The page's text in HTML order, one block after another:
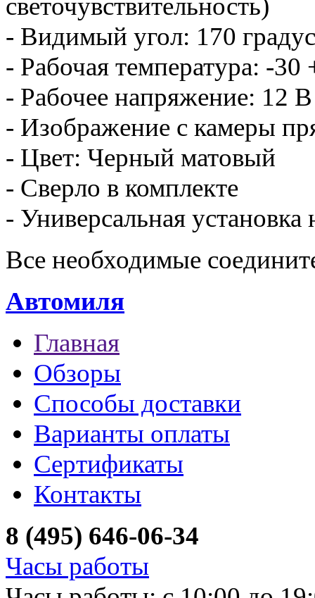
светочувствительность)
- Видимый угол: 170
- Рабочая температура: -30
- Рабочее напряжение: 12 В
- Изображение с камеры
- Цвет: Черный матовый
- Сверло в комплекте
- Универсальная
Все необходимые
Автомиля
Главная
Обзоры
Способы доставки
Варианты оплаты
Сертификаты
Контакты
8 (495) 646-06-34
Часы работы